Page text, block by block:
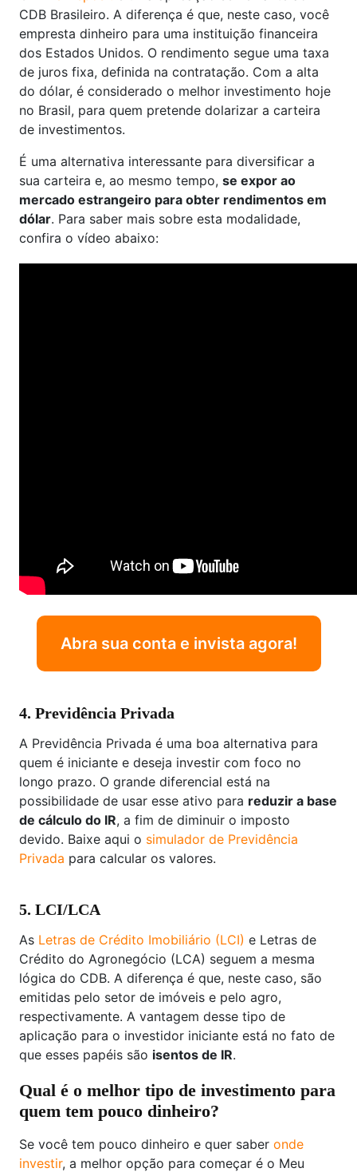
CDB Brasileiro. A diferença é que, neste caso, você
empresta dinheiro para uma instituição financeira
dos Estados Unidos. O rendimento segue uma taxa
de juros fixa, definida na contratação. Com a alta
do dólar, é considerado o melhor investimento hoje
no Brasil, para quem pretende dolarizar a carteira
de investimentos.
É uma alternativa interessante para diversificar a
sua carteira e, ao mesmo tempo, se expor ao
mercado estrangeiro para obter rendimentos em
dólar. Para saber mais sobre esta modalidade,
confira o vídeo abaixo:
Abra sua conta e invista agora!
4. Previdência Privada
A Previdência Privada é uma boa alternativa para
quem é iniciante e deseja investir com foco no
longo prazo. O grande diferencial está na
possibilidade de usar esse ativo para reduzir a base
de cálculo do IR, a fim de diminuir o imposto
devido. Baixe aqui o simulador de Previdência
Privada para calcular os valores.
5. LCI/LCA
As Letras de Crédito Imobiliário (LCI) e Letras de
Crédito do Agronegócio (LCA) seguem a mesma
lógica do CDB. A diferença é que, neste caso, são
emitidas pelo setor de imóveis e pelo agro,
respectivamente. A vantagem desse tipo de
aplicação para o investidor iniciante está no fato de
que esses papéis são isentos de IR.
Qual é o melhor tipo de investimento para
quem tem pouco dinheiro?
Se você tem pouco dinheiro e quer saber onde
investir, a melhor opção para começar é o Meu